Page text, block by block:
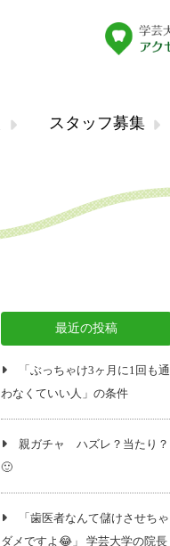
スタッフ募集
最近の投稿
「ぶっちゃけ3ヶ月に1回も通
わなくていい人」の条件
親ガチャ ハズレ？当たり？
🙂
「歯医者なんて儲けさせちゃ
ダメですよ😂」 学芸大学の院長